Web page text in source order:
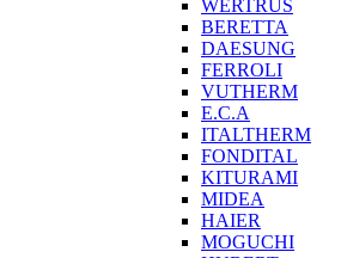
WERTRUS
BERETTA
DAESUNG
FERROLI
VUTHERM
E.C.A
ITALTHERM
FONDITAL
KITURAMI
MIDEA
HAIER
MOGUCHI